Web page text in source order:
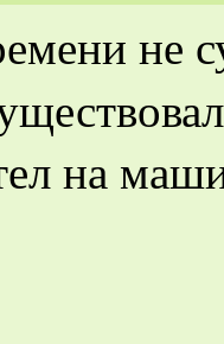
не
на